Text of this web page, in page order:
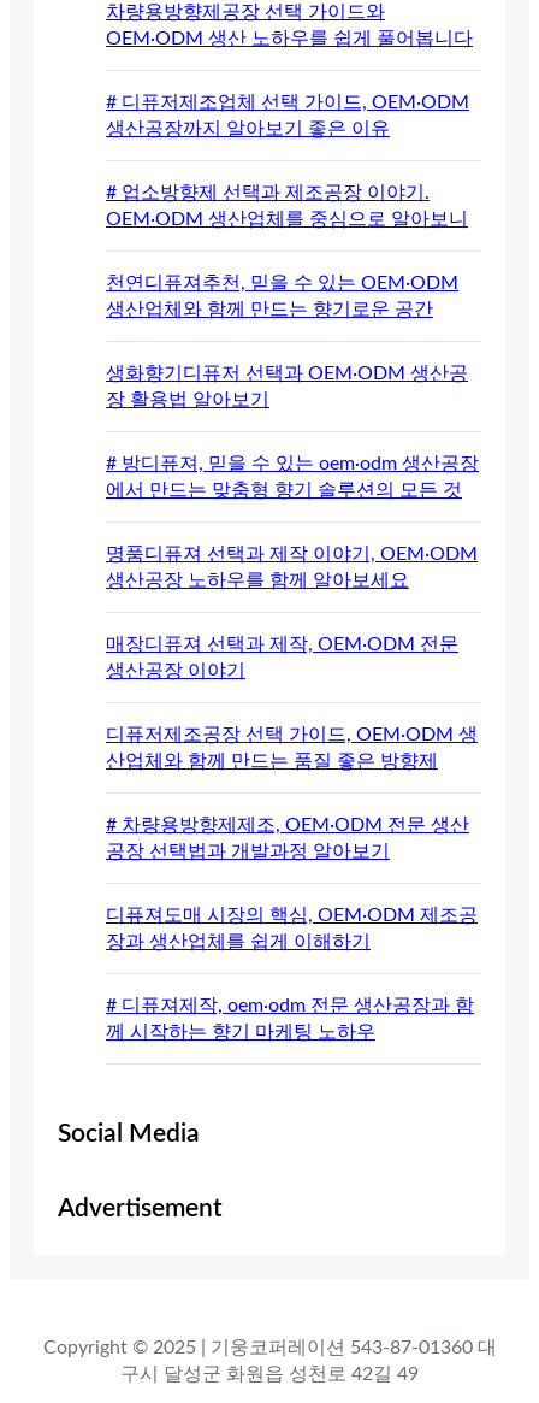
차량용방향제공장 선택 가이드와
OEM·ODM 생산 노하우를 쉽게 풀어봅니다
# 디퓨저제조업체 선택 가이드, OEM·ODM
생산공장까지 알아보기 좋은 이유
# 업소방향제 선택과 제조공장 이야기.
OEM·ODM 생산업체를 중심으로 알아보니
천연디퓨져추천, 믿을 수 있는 OEM·ODM
생산업체와 함께 만드는 향기로운 공간
생화향기디퓨저 선택과 OEM·ODM 생산공
장 활용법 알아보기
# 방디퓨져, 믿을 수 있는 oem·odm 생산공장
에서 만드는 맞춤형 향기 솔루션의 모든 것
명품디퓨져 선택과 제작 이야기, OEM·ODM
생산공장 노하우를 함께 알아보세요
매장디퓨져 선택과 제작, OEM·ODM 전문
생산공장 이야기
디퓨저제조공장 선택 가이드, OEM·ODM 생
산업체와 함께 만드는 품질 좋은 방향제
# 차량용방향제제조, OEM·ODM 전문 생산
공장 선택법과 개발과정 알아보기
디퓨져도매 시장의 핵심, OEM·ODM 제조공
장과 생산업체를 쉽게 이해하기
# 디퓨져제작, oem·odm 전문 생산공장과 함
께 시작하는 향기 마케팅 노하우
Social Media
Advertisement
Copyright © 2025 | 기웅코퍼레이션 543-87-01360 대
구시 달성군 화원읍 성천로 42길 49